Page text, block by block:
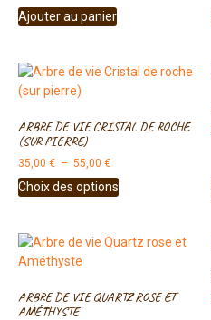
Ajouter au panier
ARBRE DE VIE CRISTAL DE ROCHE
(SUR PIERRE)
35,00 € – 55,00 €
Choix des options
ARBRE DE VIE QUARTZ ROSE ET
AMÉTHYSTE